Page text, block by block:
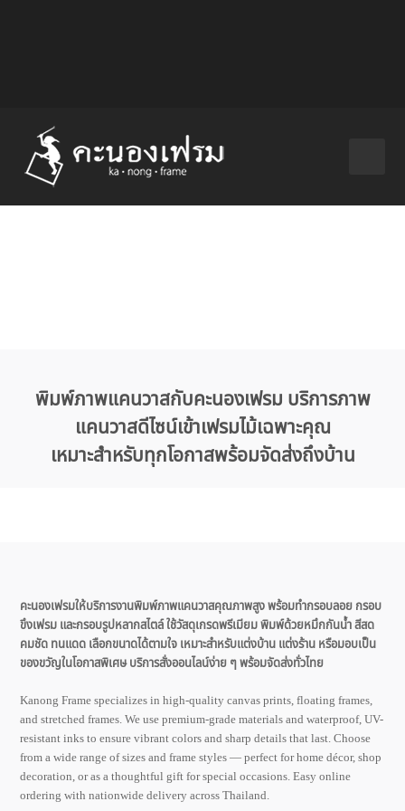
พิมพ์ภาพแคนวาสกับคะนองเฟรม บริการภาพ
แคนวาสดีไซน์เข้าเฟรมไม้เฉพาะคุณ
เหมาะสำหรับทุกโอกาสพร้อมจัดส่งถึงบ้าน
คะนองเฟรมให้บริการงานพิมพ์ภาพแคนวาสคุณภาพสูง พร้อมทำกรอบลอย กรอบ
ขึงเฟรม และกรอบรูปหลากสไตล์ ใช้วัสดุเกรดพรีเมียม พิมพ์ด้วยหมึกกันน้ำ สีสด
คมชัด ทนแดด เลือกขนาดได้ตามใจ เหมาะสำหรับแต่งบ้าน แต่งร้าน หรือมอบเป็น
ของขวัญในโอกาสพิเศษ บริการสั่งออนไลน์ง่าย ๆ พร้อมจัดส่งทั่วไทย
Kanong Frame specializes in high-quality canvas prints, floating frames,
and stretched frames. We use premium-grade materials and waterproof, UV-
resistant inks to ensure vibrant colors and sharp details that last. Choose
from a wide range of sizes and frame styles — perfect for home décor, shop
decoration, or as a thoughtful gift for special occasions. Easy online
ordering with nationwide delivery across Thailand.